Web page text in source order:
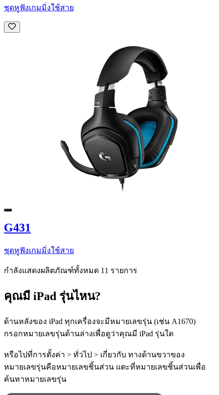
ชุดหูฟังเกมมิ่งใช้สาย
G431
ชุดหูฟังเกมมิ่งใช้สาย
กำลังแสดงผลิตภัณฑ์ทั้งหมด 11 รายการ
คุณมี iPad รุ่นไหน?
ด้านหลังของ iPad ทุกเครื่องจะมีหมายเลขรุ่น (เช่น A1670)
กรอกหมายเลขรุ่นด้านล่างเพื่อดูว่าคุณมี iPad รุ่นใด
หรือไปที่การตั้งค่า > ทั่วไป > เกี่ยวกับ ทางด้านขวาของ
หมายเลขรุ่นคือหมายเลขชิ้นส่วน แตะที่หมายเลขชิ้นส่วนเพื่อ
ค้นหาหมายเลขรุ่น